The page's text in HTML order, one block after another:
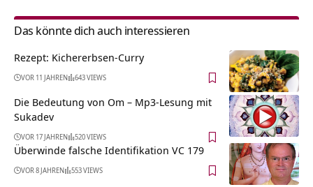
Das könnte dich auch interessieren
Rezept: Kichererbsen-Curry
VOR 11 JAHREN 643 VIEWS
Die Bedeutung von Om – Mp3-Lesung mit
Sukadev
VOR 17 JAHREN 520 VIEWS
Überwinde falsche Identifikation VC 179
VOR 8 JAHREN 553 VIEWS